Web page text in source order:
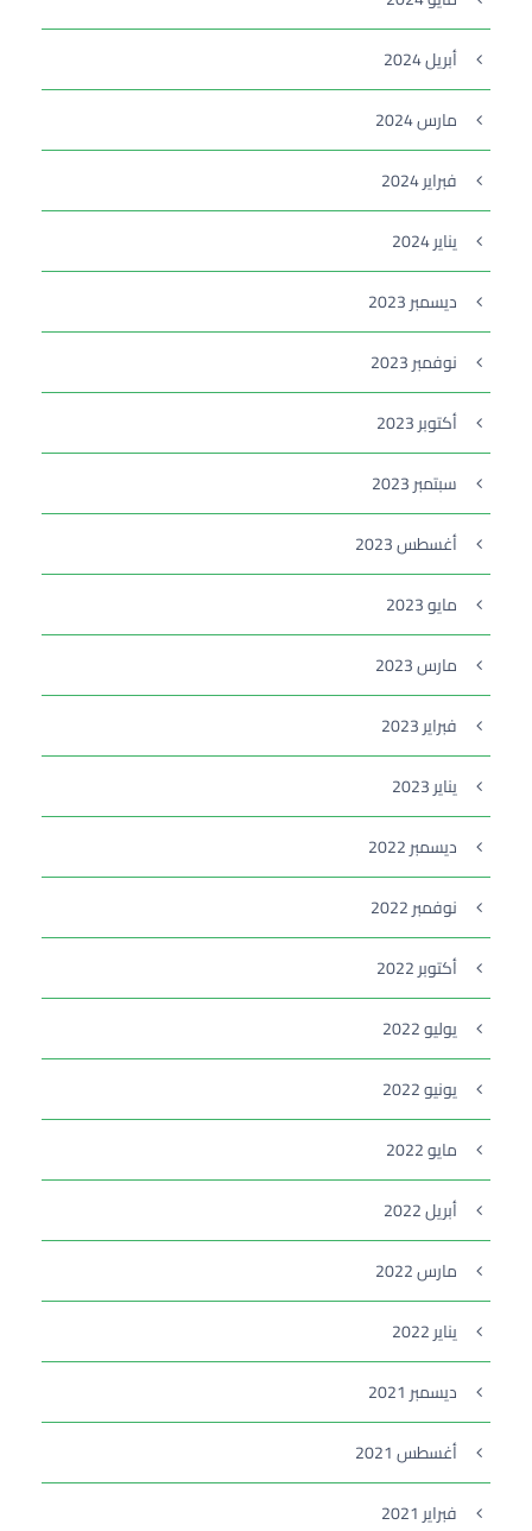
أبريل 2024
مارس 2024
فبراير 2024
يناير 2024
ديسمبر 2023
نوفمبر 2023
أكتوبر 2023
سبتمبر 2023
أغسطس 2023
مايو 2023
مارس 2023
فبراير 2023
يناير 2023
ديسمبر 2022
نوفمبر 2022
أكتوبر 2022
يوليو 2022
يونيو 2022
مايو 2022
أبريل 2022
مارس 2022
يناير 2022
ديسمبر 2021
أغسطس 2021
فبراير 2021